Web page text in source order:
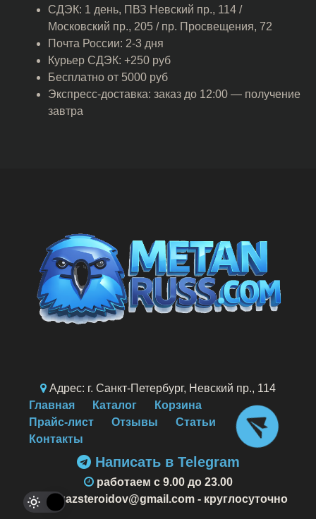
СДЭК: 1 день, ПВЗ Невский пр., 114 /
Московский пр., 205 / пр. Просвещения, 72
Почта России: 2-3 дня
Курьер СДЭК: +250 руб
Бесплатно от 5000 руб
Экспресс-доставка: заказ до 12:00 — получение
завтра
Адрес: г. Санкт-Петербург, Невский пр., 114
Главная
Каталог
Корзина
Прайс-лист
Отзывы
Статьи
Контакты
Написать в Telegram
работаем c 9.00 до 23.00
Magazsteroidov@gmail.com- круглосуточно